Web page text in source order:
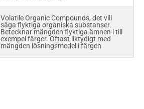
Volatile Organic Compounds, det vill
säga flyktiga organiska substanser.
Betecknar mängden flyktiga ämnen i till
exempel färger. Oftast liktydigt med
mängden lösningsmedel i färgen